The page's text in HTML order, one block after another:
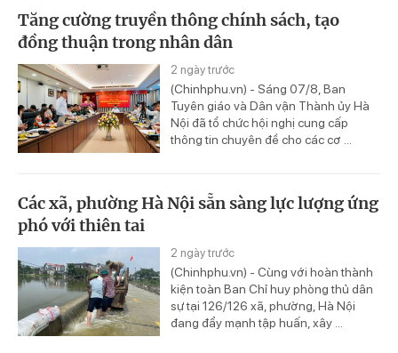
Tăng cường truyền thông chính sách, tạo
đồng thuận trong nhân dân
2 ngày trước
(Chinhphu.vn) - Sáng 07/8, Ban
Tuyên giáo và Dân vận Thành ủy Hà
Nội đã tổ chức hội nghị cung cấp
thông tin chuyên đề cho các cơ ...
Các xã, phường Hà Nội sẵn sàng lực lượng ứng
phó với thiên tai
2 ngày trước
(Chinhphu.vn) - Cùng với hoàn thành
kiện toàn Ban Chỉ huy phòng thủ dân
sự tại 126/126 xã, phường, Hà Nội
đang đẩy mạnh tập huấn, xây ...